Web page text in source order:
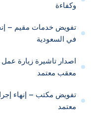
وكفاءة
تفويض خدمات مقيم –
في السعودية
اصدار تاشيرة زيارة عمل
معقب معتمد
تفويض مكتب – إنهاء
معتمد